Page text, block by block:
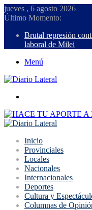
jueves , 6 agosto 2026
Último Momento:
Brutal represión
laboral de Milei
Menú
Inicio
Provinciales
Locales
Nacionales
Internacionales
Deportes
Cultura y
Columnas de